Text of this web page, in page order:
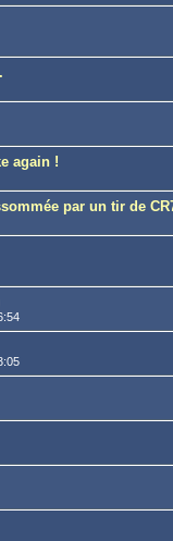
again !
par un tir de